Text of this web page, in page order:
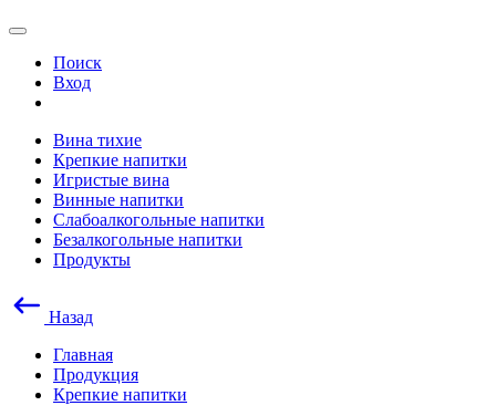
Поиск
Вход
Вина тихие
Крепкие напитки
Игристые вина
Винные напитки
Слабоалкогольные напитки
Безалкогольные напитки
Продукты
Назад
Главная
Продукция
Крепкие напитки